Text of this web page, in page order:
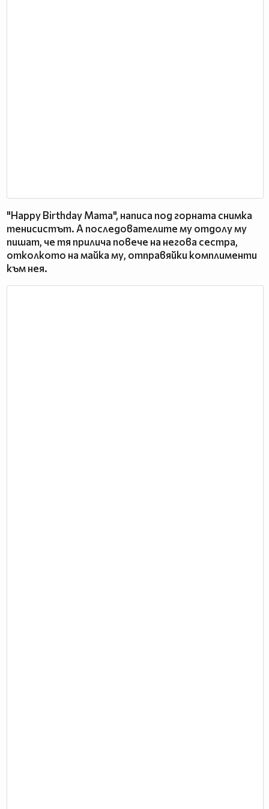
"Happy Birthday Mama", написа под горната снимка
тенисистът. А последователите му отдолу му
пишат, че тя прилича повече на негова сестра,
отколкото на майка му, отправяйки комплименти
към нея.